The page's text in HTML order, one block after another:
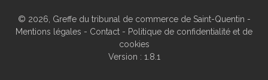
© 2026, Greffe du tribunal de commerce de Saint-Quentin -
Mentions légales - Contact - Politique de confidentialité et de
cookies
Version : 1.8.1